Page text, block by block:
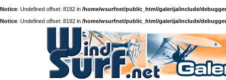
Notice: Undefined offset: 8192 in /home/wsurfnet/public_html/galerija/include/
Notice: Undefined offset: 8192 in /home/wsurfnet/public_html/galerija/include/